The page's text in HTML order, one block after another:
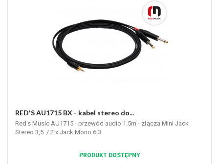
RED'S AU1715 BX - kabel stereo do...
Red's Music AU1715 - przewód audio 1.5m - złącza Mini Jack
Stereo 3,5 / 2 x Jack Mono 6,3
PRODUKT DOSTĘPNY